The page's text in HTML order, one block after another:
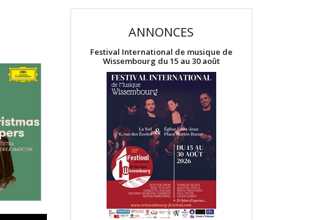
ANNONCES
Festival International de musique de
Wissembourg du 15 au 30 août